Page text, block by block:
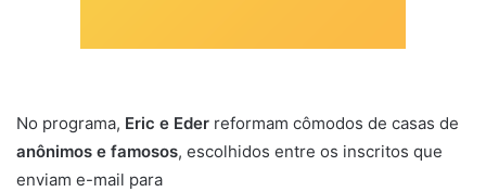
No programa, Eric e Eder reformam cômodos de casas de
anônimos e famosos, escolhidos entre os inscritos que
enviam e-mail para